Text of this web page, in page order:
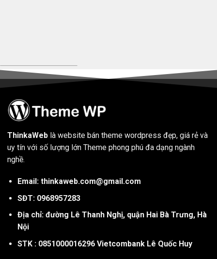
ThinkaWeb là website bán theme wordpress đẹp, giá rẻ và
uy tín với số lượng lớn Theme phong phú đa dạng ngành
nghề.
Email: thinkaweb.com@gmail.com
SĐT: 0968957283
Địa chỉ: đường Lê Thanh Nghị, quận Hai Bà Trưng, Hà
Nội
STK : 0851000016296 Vietcombank Lê Quốc Huy